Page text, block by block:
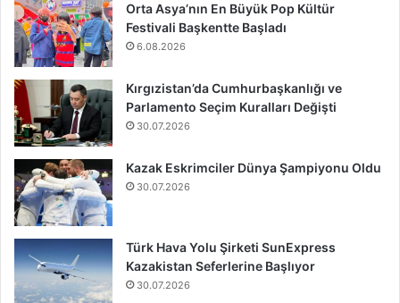
Orta Asya’nın En Büyük Pop Kültür
Festivali Başkentte Başladı
6.08.2026
Kırgızistan’da Cumhurbaşkanlığı ve
Parlamento Seçim Kuralları Değişti
30.07.2026
Kazak Eskrimciler Dünya Şampiyonu Oldu
30.07.2026
Türk Hava Yolu Şirketi SunExpress
Kazakistan Seferlerine Başlıyor
30.07.2026